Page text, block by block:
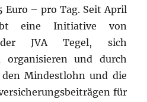
Euro – pro Tag. Seit April
eine Initiative von
JVA Tegel, sich
organisieren und durch
den Mindestlohn und die
für